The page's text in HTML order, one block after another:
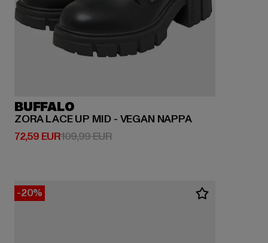
BUFFALO
ZORA LACE UP MID - VEGAN NAPPA
72,59 EUR
Derzeitiger Preis: 72,59 EUR
109,99 EURAktionspreis: 109,99 EUR
-20%